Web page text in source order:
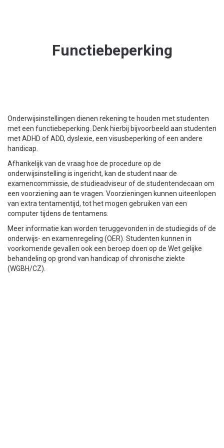
Functiebeperking
Onderwijsinstellingen dienen rekening te houden met studenten
met een functiebeperking. Denk hierbij bijvoorbeeld aan studenten
met ADHD of ADD, dyslexie, een visusbeperking of een andere
handicap.
Afhankelijk van de vraag hoe de procedure op de
onderwijsinstelling is ingericht, kan de student naar de
examencommissie, de studieadviseur of de studentendecaan om
een voorziening aan te vragen. Voorzieningen kunnen uiteenlopen
van extra tentamentijd, tot het mogen gebruiken van een
computer tijdens de tentamens.
Meer informatie kan worden teruggevonden in de studiegids of de
onderwijs- en examenregeling (OER). Studenten kunnen in
voorkomende gevallen ook een beroep doen op de Wet gelijke
behandeling op grond van handicap of chronische ziekte
(WGBH/CZ).